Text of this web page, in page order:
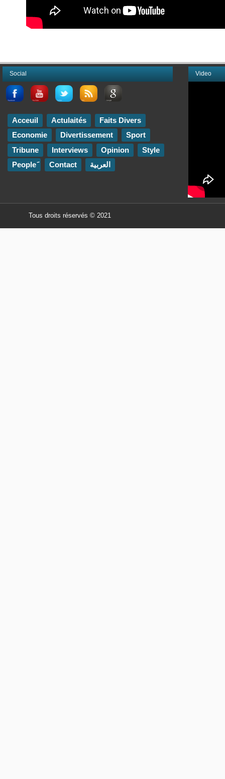
Video
Social
Acceuil Actulaités
Faits Divers
Economie
Divertissement
Sport
Tribune
Interviews Opinion
Style
Contact العربية
Tous droits réservés © 2021